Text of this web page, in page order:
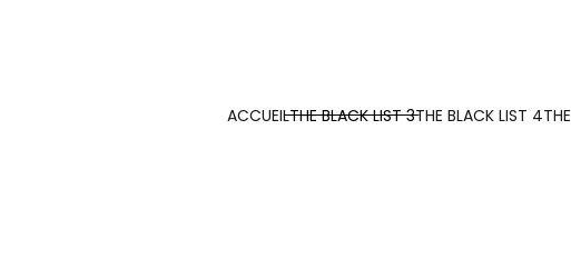
ACCUEILTHE BLACK LIST 3THE BLACK LIST 4